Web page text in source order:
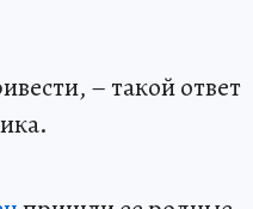
– такой ответ